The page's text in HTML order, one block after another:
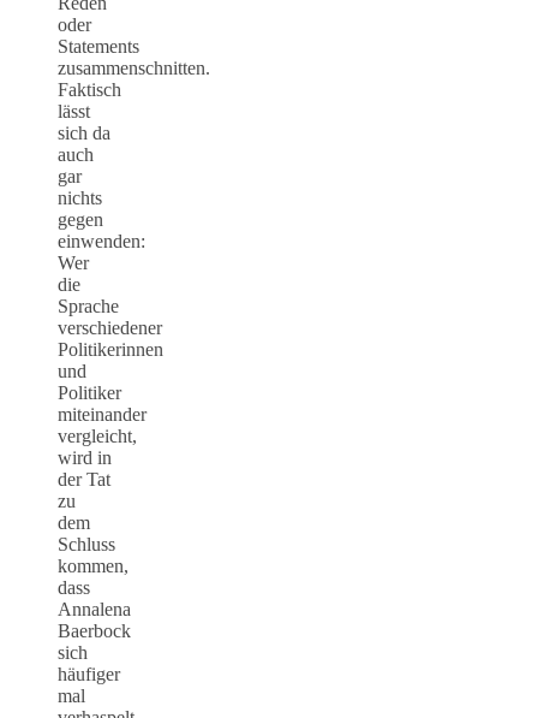
oder
Statements
zusammenschnitten.
Faktisch
lässt
sich da
auch
gar
nichts
gegen
einwenden:
Wer
die
Sprache
verschiedener
Politikerinnen
und
Politiker
miteinander
vergleicht,
wird in
der Tat
zu
dem
Schluss
kommen,
dass
Annalena
Baerbock
sich
häufiger
mal